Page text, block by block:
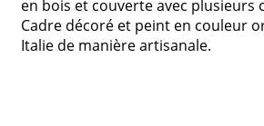
en bois et couverte avec plusieurs
Cadre décoré et peint en couleur
Italie de manière artisanale.